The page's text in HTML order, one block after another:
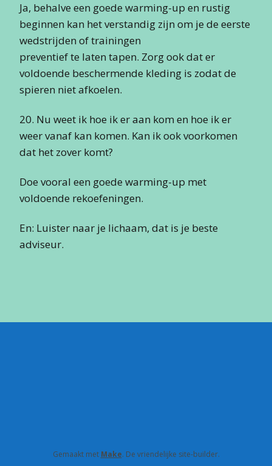
Ja, behalve een goede warming-up en rustig
beginnen kan het verstandig zijn om je de eerste
wedstrijden of trainingen
preventief te laten tapen. Zorg ook dat er
voldoende beschermende kleding is zodat de
spieren niet afkoelen.
20. Nu weet ik hoe ik er aan kom en hoe ik er
weer vanaf kan komen. Kan ik ook voorkomen
dat het zover komt?
Doe vooral een goede warming-up met
voldoende rekoefeningen.
En: Luister naar je lichaam, dat is je beste
adviseur.
Gemaakt met Make. De vriendelijke site-builder.